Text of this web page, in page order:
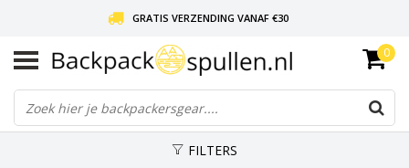
GRATIS VERZENDING VANAF €30
LIEFDE VOOR BACKPACKEN!
30 DAGEN GRATIS RETOUR
0
FILTERS